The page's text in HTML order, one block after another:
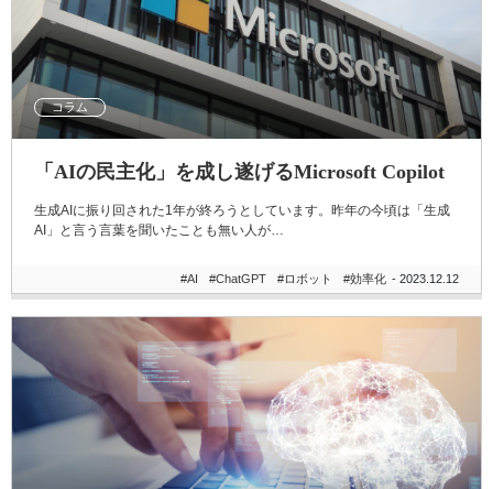
コラム
「AIの民主化」を成し遂げるMicrosoft Copilot
生成AIに振り回された1年が終ろうとしています。昨年の今頃は「生成
AI」と言う言葉を聞いたことも無い人が…
#AI #ChatGPT #ロボット #効率化 - 2023.12.12